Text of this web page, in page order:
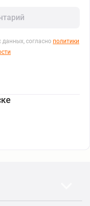
данных, согласно политики